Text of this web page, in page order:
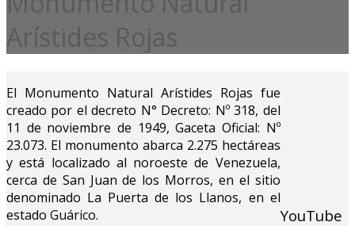
Arístides Rojas
El Monumento Natural Arístides Rojas fue
creado por el decreto N° Decreto: Nº 318, del
11 de noviembre de 1949, Gaceta Oficial: Nº
23.073. El monumento abarca 2.275 hectáreas
y está localizado al noroeste de Venezuela,
cerca de San Juan de los Morros, en el sitio
denominado La Puerta de los Llanos, en el
estado Guárico.
YouTube